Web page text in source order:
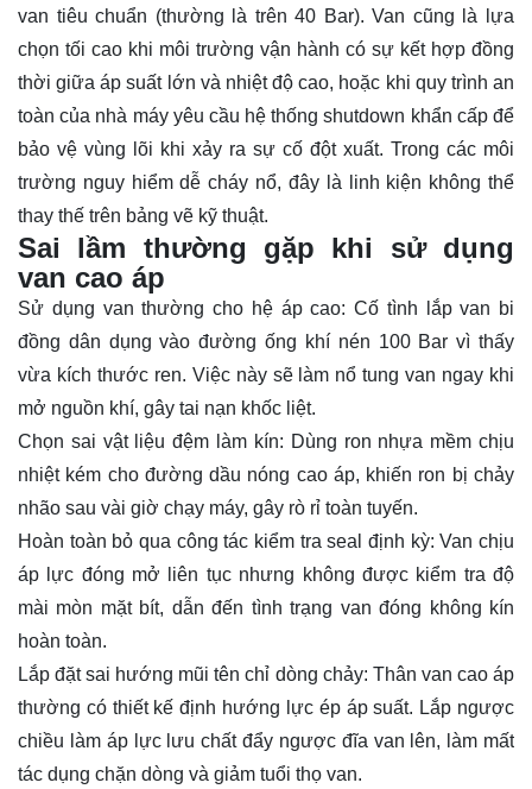
van tiêu chuẩn (thường là trên 40 Bar). Van cũng là lựa
chọn tối cao khi môi trường vận hành có sự kết hợp đồng
thời giữa áp suất lớn và nhiệt độ cao, hoặc khi quy trình an
toàn của nhà máy yêu cầu hệ thống shutdown khẩn cấp để
bảo vệ vùng lõi khi xảy ra sự cố đột xuất. Trong các môi
trường nguy hiểm dễ cháy nổ, đây là linh kiện không thể
thay thế trên bảng vẽ kỹ thuật.
Sai lầm thường gặp khi sử dụng
van cao áp
Sử dụng van thường cho hệ áp cao: Cố tình lắp van bi
đồng dân dụng vào đường ống khí nén 100 Bar vì thấy
vừa kích thước ren. Việc này sẽ làm nổ tung van ngay khi
mở nguồn khí, gây tai nạn khốc liệt.
Chọn sai vật liệu đệm làm kín: Dùng ron nhựa mềm chịu
nhiệt kém cho đường dầu nóng cao áp, khiến ron bị chảy
nhão sau vài giờ chạy máy, gây rò rỉ toàn tuyến.
Hoàn toàn bỏ qua công tác kiểm tra seal định kỳ: Van chịu
áp lực đóng mở liên tục nhưng không được kiểm tra độ
mài mòn mặt bít, dẫn đến tình trạng van đóng không kín
hoàn toàn.
Lắp đặt sai hướng mũi tên chỉ dòng chảy: Thân van cao áp
thường có thiết kế định hướng lực ép áp suất. Lắp ngược
chiều làm áp lực lưu chất đẩy ngược đĩa van lên, làm mất
tác dụng chặn dòng và giảm tuổi thọ van.